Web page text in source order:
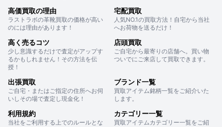
高価買取の理由
ラストラボの革靴買取の価格が高い
のには理由があります！
宅配買取
人気NO.1の買取方法！自宅から当社
へお荷物を送るだけ！
高く売るコツ
少し意識するだけで査定がアップす
るかもしれません！その方法を伝
授！
店頭買取
ご自宅から最寄りの店舗へ。買い物
ついでにご来店して買取できます。
出張買取
ご自宅・またはご指定の住所へお伺
いしその場で査定し現金化！
ブランド一覧
買取アイテム銘柄一覧をご紹介いた
します。
利用規約
当社をご利用する上でのルールとな
カテゴリー一覧
買取アイテムカテゴリー一覧をご紹